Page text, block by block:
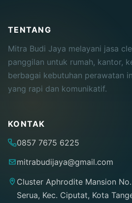
TENTANG
Mitra Budi Jaya melayani jasa
panggilan untuk rumah, kantor,
berbagai kebutuhan perawatan
yang rapi dan komunikatif.
KONTAK
0857 7675 6225
mitrabudijaya@gmail.com
Cluster Aphrodite Mansion
Serua, Kec. Ciputat, Kota